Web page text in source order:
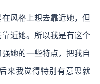
风格上想去靠近她，但
近她。所以我是有这个
她的一些特点，把我自
来我觉得特别有意思就